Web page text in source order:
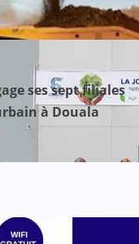
ses sept filiales
à Douala